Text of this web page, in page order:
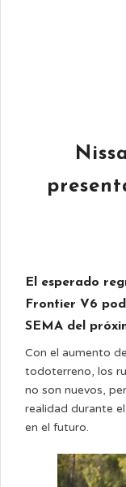
El esperado
Frontier V6
SEMA del
Con el aumento
todoterreno, los
no son nuevos,
realidad durante
en el futuro.